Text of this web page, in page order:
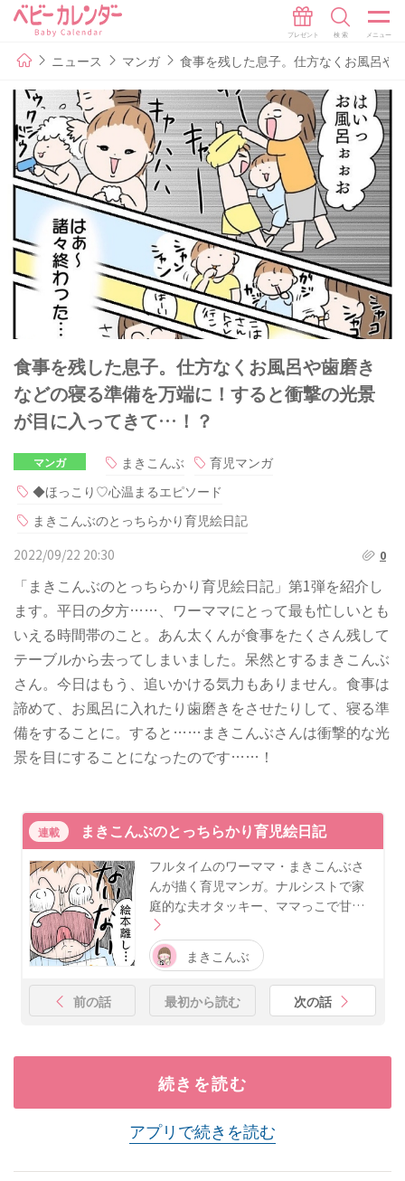
ニュース マンガ 食事を残した息子。仕方なくお風呂
食事を残した息子。仕方なくお風呂や歯磨き
などの寝る準備を万端に！すると衝撃の光景
が目に入ってきて…！？
マンガ まきこんぶ
育児マンガ
◆ほっこり♡心温まるエピソード
まきこんぶのとっちらかり育児絵日記
2022/09/22 20:30
0
「まきこんぶのとっちらかり育児絵日記」第1弾を紹介し
ます。平日の夕方……、ワーママにとって最も忙しいとも
いえる時間帯のこと。あん太くんが食事をたくさん残して
テーブルから去ってしまいました。呆然とするまきこんぶ
さん。今日はもう、追いかける気力もありません。食事は
諦めて、お風呂に入れたり歯磨きをさせたりして、寝る準
備をすることに。すると……まきこんぶさんは衝撃的な光
景を目にすることになったのです……！
連載 まきこんぶのとっちらかり育児絵日記
フルタイムのワーママ・まきこんぶさ
んが描く育児マンガ。ナルシストで家
庭的な夫オタッキー、ママっこで甘…
まきこんぶ
前の話 最初から読む 次の話
続きを読む
アプリで続きを読む